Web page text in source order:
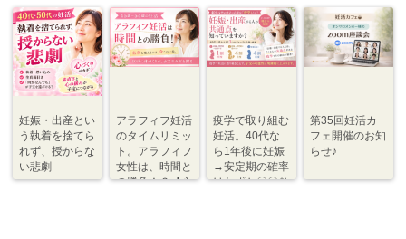
妊娠・出産とい
う執着を捨てら
れず、授からな
い悲劇
アラフィフ妊活
のタイムリミッ
ト。アラフィフ
女性は、時間と
の勝負！？【心
疫学で取り組む
妊活。40代な
ら1年後に妊娠
→安定期の確率
はわずか〇〇％
第35回妊活カ
フェ開催のお知
らせ♪